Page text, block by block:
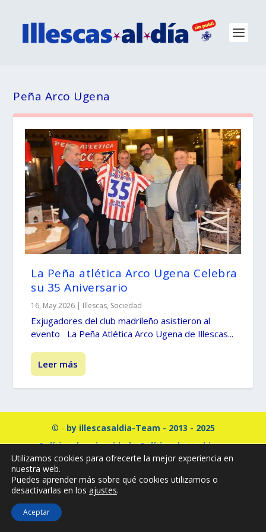
Peña Arco Ugena
La Peña atlética Arco Ugena Celebra
su 35 Aniversario
16, May 2026 | Illescas, Sociedad
Exjugadores del club madrileño asistieron al
evento La Peña Atlética Arco Ugena de Illescas...
Leer más
© - by illescasaldia-Team - 2013 - 2025
Política de privacidad
Política de cookies
Más información sobre las cookies
Utilizamos cookies para ofrecerte la mejor experiencia en
nuestra web.
Puedes aprender más sobre qué cookies utilizamos o
desactivarlas en los ajustes.
Aceptar